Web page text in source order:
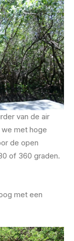
van de air
we met hoge
de open
of 360 graden.
met een